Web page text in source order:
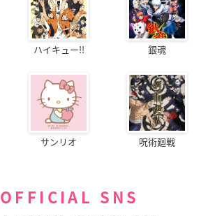
ハイキュー!! 銀魂
サンリオ 呪術廻戦
OFFICIAL SNS